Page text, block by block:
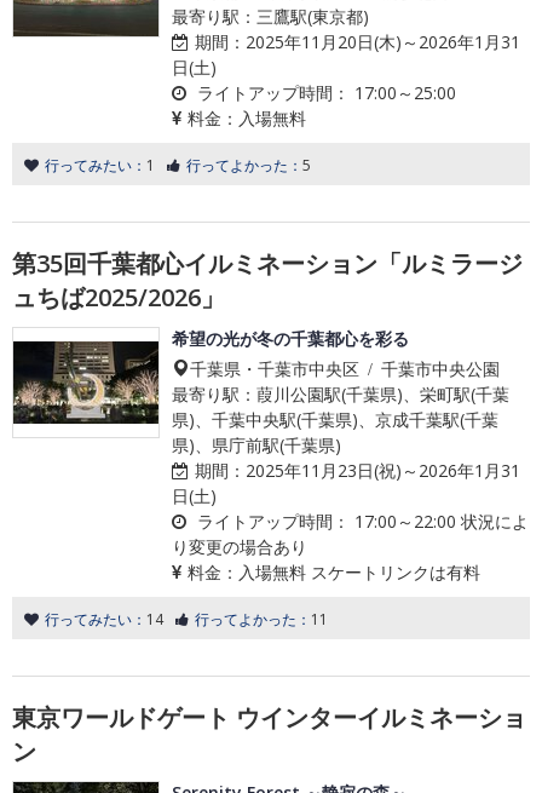
最寄り駅：三鷹駅(東京都)
期間： 2025年11月20日(木)～2026年1月31
日(土)
ライトアップ時間： 17:00～25:00
料金： 入場無料
行ってみたい： 1 行ってよかった： 5
第35回千葉都心イルミネーション「ルミラージ
ュちば2025/2026」
希望の光が冬の千葉都心を彩る
千葉県・千葉市中央区 / 千葉市中央公園
最寄り駅：葭川公園駅(千葉県)、栄町駅(千葉
県)、千葉中央駅(千葉県)、京成千葉駅(千葉
県)、県庁前駅(千葉県)
期間： 2025年11月23日(祝)～2026年1月31
日(土)
ライトアップ時間： 17:00～22:00 状況によ
り変更の場合あり
料金： 入場無料 スケートリンクは有料
行ってみたい： 14 行ってよかった： 11
東京ワールドゲート ウインターイルミネーショ
ン